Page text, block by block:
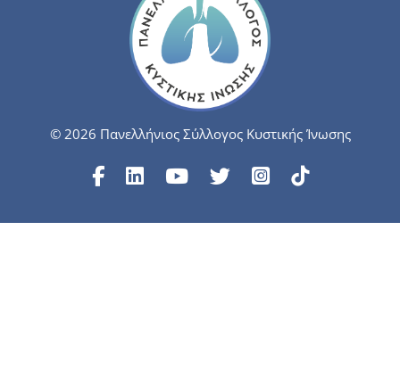
© 2026 Πανελλήνιος Σύλλογος Κυστικής Ίνωσης